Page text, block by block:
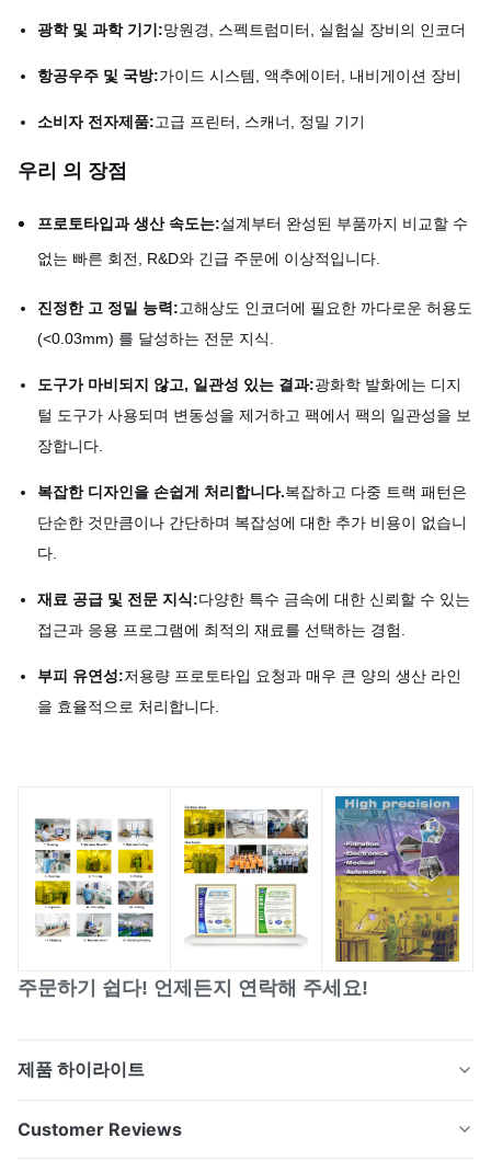
광학 및 과학 기기:망원경, 스펙트럼미터, 실험실 장비의 인코더
항공우주 및 국방:가이드 시스템, 액추에이터, 내비게이션 장비
소비자 전자제품:고급 프린터, 스캐너, 정밀 기기
우리 의 장점
프로토타입과 생산 속도는:설계부터 완성된 부품까지 비교할 수
없는 빠른 회전, R&D와 긴급 주문에 이상적입니다.
진정한 고 정밀 능력:고해상도 인코더에 필요한 까다로운 허용도
(<0.03mm) 를 달성하는 전문 지식.
도구가 마비되지 않고, 일관성 있는 결과:광화학 발화에는 디지
털 도구가 사용되며 변동성을 제거하고 팩에서 팩의 일관성을 보
장합니다.
복잡한 디자인을 손쉽게 처리합니다.복잡하고 다중 트랙 패턴은
단순한 것만큼이나 간단하며 복잡성에 대한 추가 비용이 없습니
다.
재료 공급 및 전문 지식:다양한 특수 금속에 대한 신뢰할 수 있는
접근과 응용 프로그램에 최적의 재료를 선택하는 경험.
부피 유연성:저용량 프로토타입 요청과 매우 큰 양의 생산 라인
을 효율적으로 처리합니다.
주문하기 쉽다! 언제든지 연락해 주세요!
제품 하이라이트
더 디스크 개요신하이젠 테크놀로지는 모션 컨트롤 시스템
Customer Reviews